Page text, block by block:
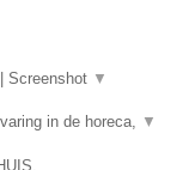
| Screenshot ▼
in de horeca, ▼